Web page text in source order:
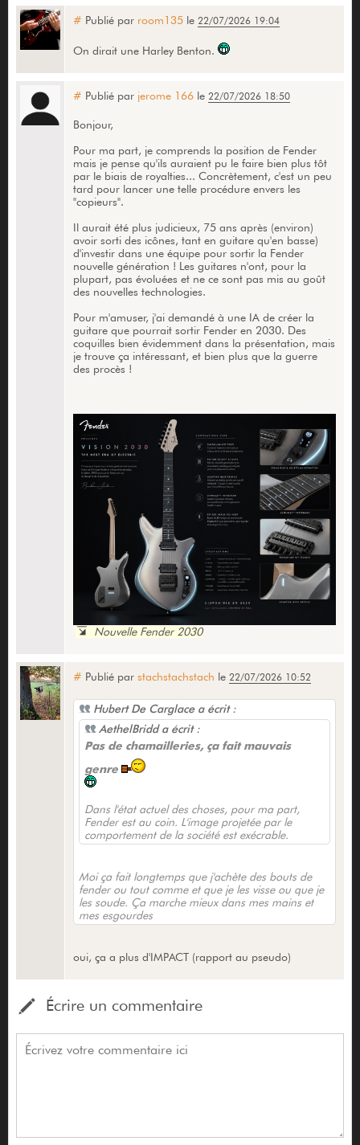
# Publié par room135le 22/07/2026 19:04
On dirait une Harley Benton.
# Publié par jerome 166le 22/07/2026 18:50
Bonjour,
Pour ma part, je comprends la position de Fender
mais je pense qu'ils auraient pu le faire bien plus tôt
par le biais de royalties... Concrètement, c'est un peu
tard pour lancer une telle procédure envers les
"copieurs".
Il aurait été plus judicieux, 75 ans après (environ)
avoir sorti des icônes, tant en guitare qu'en basse)
d'investir dans une équipe pour sortir la Fender
nouvelle génération ! Les guitares n'ont, pour la
plupart, pas évoluées et ne ce sont pas mis au goût
des nouvelles technologies.
Pour m'amuser, j'ai demandé à une IA de créer la
guitare que pourrait sortir Fender en 2030. Des
coquilles bien évidemment dans la présentation, mais
je trouve ça intéressant, et bien plus que la guerre
des procès !
Nouvelle Fender 2030
# Publié par stachstachstach le 22/07/2026 10:52
Hubert De Carglace a écrit :
AethelBridd a écrit :
Pas de chamailleries, ça fait mauvais
genre
Dans l'état actuel des choses, pour ma part,
Fender est au coin. L'image projetée par le
comportement de la société est exécrable.
Moi ça fait longtemps que j'achète des bouts de
fender ou tout comme et que je les visse ou que je
les soude. Ça marche mieux dans mes mains et
mes esgourdes
oui, ça a plus d'IMPACT (rapport au pseudo)
Écrire un commentaire